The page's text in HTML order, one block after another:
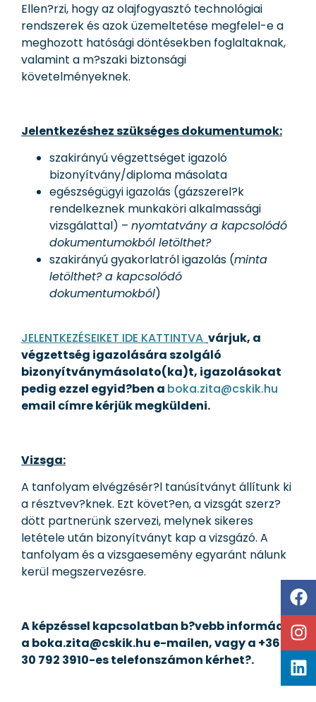
Ellen?rzi, hogy az olajfogyasztó technológiai
rendszerek és azok üzemeltetése megfelel-e a
meghozott hatósági döntésekben foglaltaknak,
valamint a m?szaki biztonsági
követelményeknek.
Jelentkezéshez szükséges dokumentumok:
szakirányú végzettséget igazoló
bizonyítvány/diploma másolata
egészségügyi igazolás (gázszerel?k
rendelkeznek munkaköri alkalmassági
vizsgálattal) – nyomtatvány a kapcsolódó
dokumentumokból letölthet?
szakirányú gyakorlatról igazolás (minta
letölthet? a kapcsolódó
dokumentumokból)
JELENTKEZÉSEIKET IDE KATTINTVA várjuk, a
végzettség igazolására szolgáló
bizonyítványmásolato(ka)t, igazolásokat
pedig ezzel egyid?ben a boka.zita@cskik.hu
email címre kérjük megküldeni.
Vizsga:
A tanfolyam elvégzésér?l tanúsítványt állítunk ki
a résztvev?knek. Ezt követ?en, a vizsgát szerz?
dött partnerünk szervezi, melynek sikeres
letétele után bizonyítványt kap a vizsgázó. A
tanfolyam és a vizsgaesemény egyaránt nálunk
kerül megszervezésre.
A képzéssel kapcsolatban b?vebb információ
a boka.zita@cskik.hu e-mailen, vagy a +36
30 792 3910-es telefonszámon kérhet?.